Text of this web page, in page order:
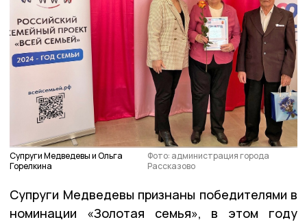
Супруги Медведевы и Ольга
Горелкина
Фото: администрация города
Рассказово
Супруги Медведевы признаны победителями в
номинации «Золотая семья», в этом году